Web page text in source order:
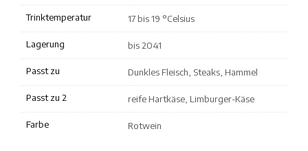
Trinktemperatur 17 bis 19 °Celsius
Lagerung bis 2041
Passt zu Dunkles Fleisch, Steaks, Hammel
Passt zu 2 reife Hartkäse, Limburger-Käse
Farbe Rotwein